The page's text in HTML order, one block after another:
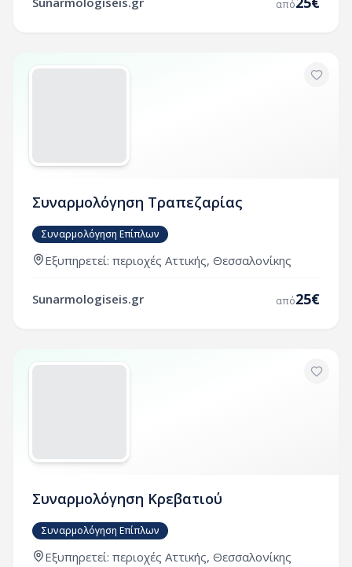
από
Συναρμολόγηση Τραπεζαρίας
Συναρμολόγηση Επίπλων
Εξυπηρετεί: περιοχές Αττικής, Θεσσαλονίκης
Sunarmologiseis.gr από25€
Συναρμολόγηση Κρεβατιού
Συναρμολόγηση Επίπλων
Εξυπηρετεί: περιοχές Αττικής, Θεσσαλονίκης